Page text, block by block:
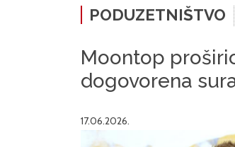
PODUZETNIŠTVO
Moontop
dogovorena
17.06.2026.